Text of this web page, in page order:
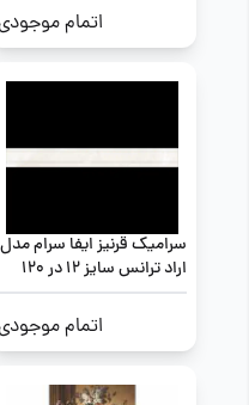
اتمام
سرامیک قرنیز ایفا سرام مدل
اراد ترانس سایز 12 در 120
اتمام